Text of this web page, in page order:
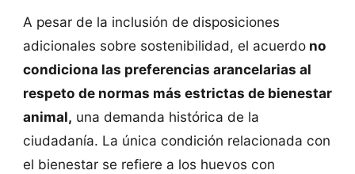
A pesar de la inclusión de disposiciones
adicionales sobre sostenibilidad, el acuerdono
condiciona las preferencias arancelarias al
respeto de normas más estrictas de bienestar
animal, una demanda histórica de la
ciudadanía. La única condición relacionada con
el bienestar se refiere a los huevos con